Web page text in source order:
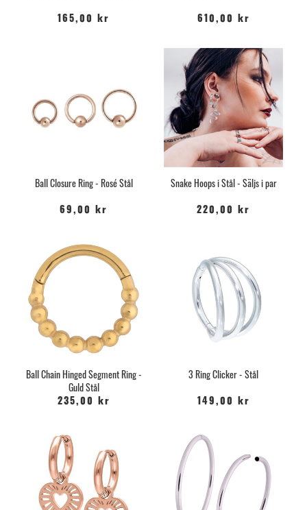
165,00 kr 610,00 kr
Ball Closure Ring - Rosé Stål
69,00 kr
Snake Hoops i Stål - Säljs i par
220,00 kr
Ball Chain Hinged Segment Ring -
Guld Stål
235,00 kr
3 Ring Clicker - Stål
149,00 kr